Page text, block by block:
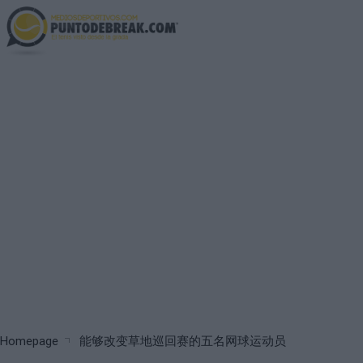
Skip
to
main
Breadcrumb
Homepage 能够改变草地巡回赛的五名网球运动员